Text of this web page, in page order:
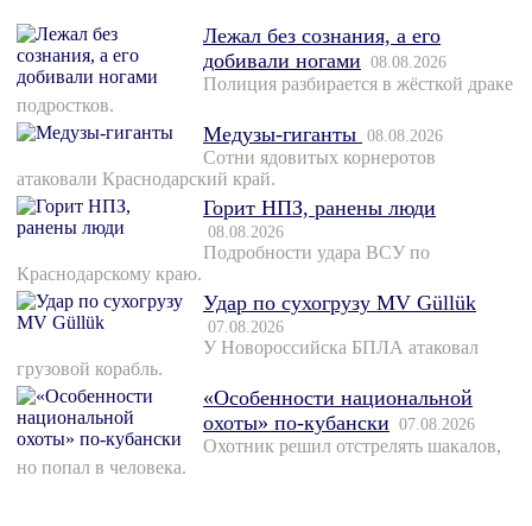
Лежал без сознания, а его
добивали ногами 08.08.2026
Полиция разбирается в жёсткой драке
подростков.
Медузы-гиганты 08.08.2026
Сотни ядовитых корнеротов
атаковали Краснодарский край.
Горит НПЗ, ранены люди
08.08.2026
Подробности удара ВСУ по
Краснодарскому краю.
Удар по сухогрузу MV Güllük
07.08.2026
У Новороссийска БПЛА атаковал
грузовой корабль.
«Особенности национальной
охоты» по-кубански 07.08.2026
Охотник решил отстрелять шакалов,
но попал в человека.